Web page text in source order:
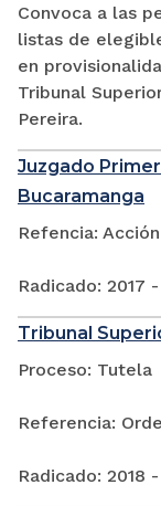
Convoca a las
listas de
en
Tribunal
Pereira.
Juzgado
Bucaramanga
Refencia:
Radicado: 2017
Tribunal
Proceso: Tutela
Referencia:
Radicado: 2018